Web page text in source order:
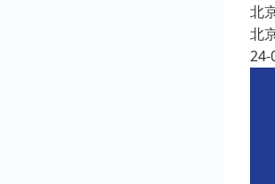
北
北
24-